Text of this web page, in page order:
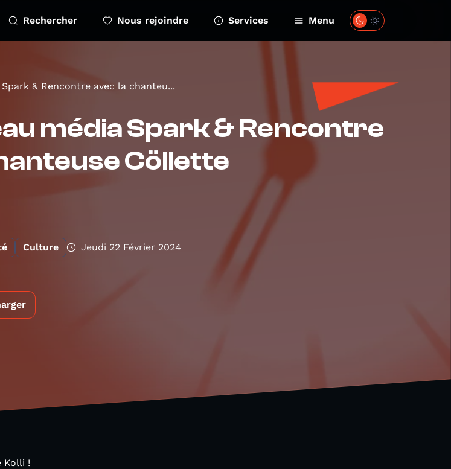
Rechercher Nous rejoindre Services Menu
& Rencontre avec la chanteu...
média Spark & Rencontre
Cöllette
Culture Jeudi 22 Février 2024
Kolli !